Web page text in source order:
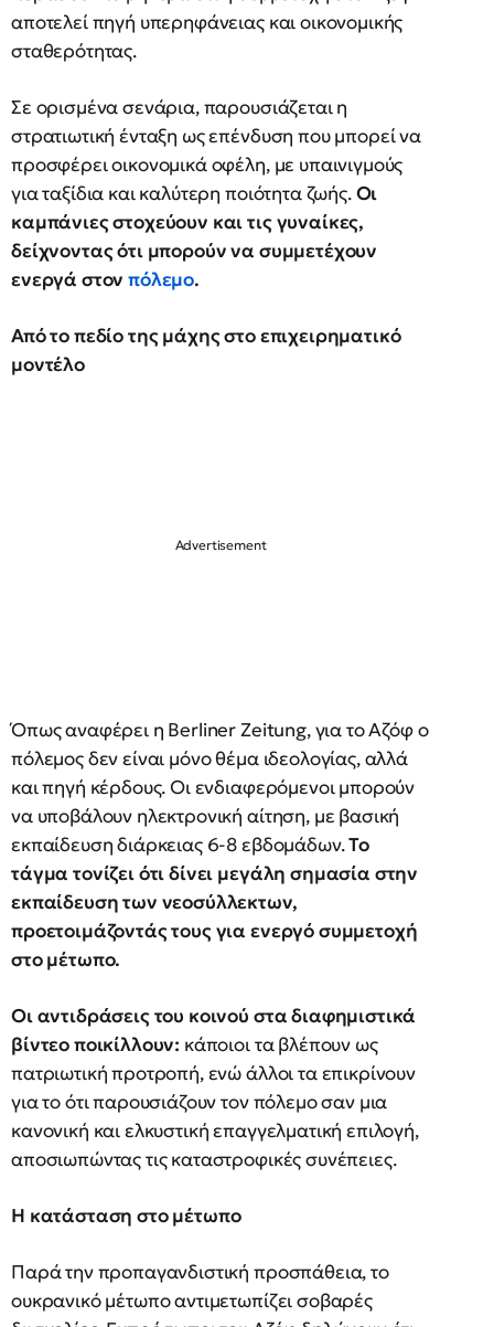
αποτελεί πηγή υπερηφάνειας και οικονομικής
σταθερότητας.
Σε ορισμένα σενάρια, παρουσιάζεται η
στρατιωτική ένταξη ως επένδυση που μπορεί να
προσφέρει οικονομικά οφέλη, με υπαινιγμούς
για ταξίδια και καλύτερη ποιότητα ζωής.Οι
καμπάνιες στοχεύουν και τις γυναίκες,
δείχνοντας ότι μπορούν να συμμετέχουν
ενεργά στονπόλεμο.
Από το πεδίο της μάχης στο επιχειρηματικό
μοντέλο
Όπως αναφέρει η Berliner Zeitung, για το Αζόφ ο
πόλεμος δεν είναι μόνο θέμα ιδεολογίας, αλλά
και πηγή κέρδους. Οι ενδιαφερόμενοι μπορούν
να υποβάλουν ηλεκτρονική αίτηση, με βασική
εκπαίδευση διάρκειας 6-8 εβδομάδων.Το
τάγμα τονίζει ότι δίνει μεγάλη σημασία στην
εκπαίδευση των νεοσύλλεκτων,
προετοιμάζοντάς τους για ενεργό συμμετοχή
στο μέτωπο.
Οι αντιδράσεις του κοινού στα διαφημιστικά
βίντεο ποικίλλουν: κάποιοι τα βλέπουν ως
πατριωτική προτροπή, ενώ άλλοι τα επικρίνουν
για το ότι παρουσιάζουν τον πόλεμο σαν μια
κανονική και ελκυστική επαγγελματική επιλογή,
αποσιωπώντας τις καταστροφικές συνέπειες.
Η κατάσταση στο μέτωπο
Παρά την προπαγανδιστική προσπάθεια, το
ουκρανικό μέτωπο αντιμετωπίζει σοβαρές